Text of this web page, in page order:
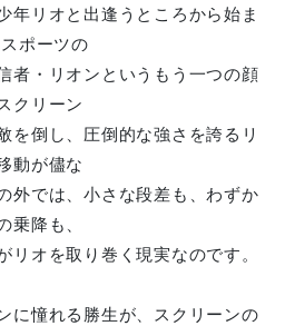
リオと出逢うところから始ま
ポーツの
者・リオンというもう一つの顔
クリーン
を倒し、圧倒的な強さを誇るリ
動が儘な
外では、小さな段差も、わずか
降も、
オを取り巻く現実なのです。
に憧れる勝生が、スクリーンの